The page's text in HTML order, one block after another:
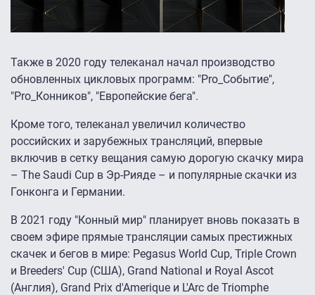
Также в 2020 году телеканал начал производство
обновленных цикловых программ: "Pro_Событие",
"Pro_Конников", "Европейские бега".
Кроме того, телеканал увеличил количество
российских и зарубежных трансляций, впервые
включив в сетку вещания самую дорогую скачку мира
– The Saudi Cup в Эр-Рияде – и популярные скачки из
Гонконга и Германии.
В 2021 году "Конный мир" планирует вновь показать в
своем эфире прямые трансляции самых престижных
скачек и бегов в мире: Pegasus World Cup, Triple Crown
и Breeders' Cup (США), Grand National и Royal Ascot
(Англия), Grand Prix d'Amerique и L'Arc de Triomphe